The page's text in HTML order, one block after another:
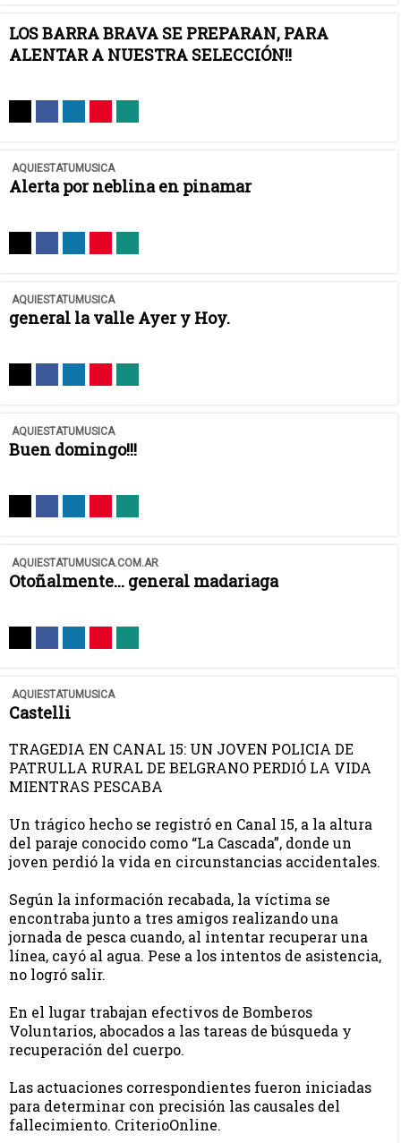
LOS BARRA BRAVA SE PREPARAN, PARA
ALENTAR A NUESTRA SELECCIÓN!!
AQUIESTATUMUSICA
Alerta por neblina en pinamar
AQUIESTATUMUSICA
general la valle Ayer y Hoy.
AQUIESTATUMUSICA
Buen domingo!!!
AQUIESTATUMUSICA.COM.AR
Otoñalmente... general madariaga
AQUIESTATUMUSICA
Castelli
TRAGEDIA EN CANAL 15: UN JOVEN POLICIA DE
PATRULLA RURAL DE BELGRANO PERDIÓ LA VIDA
MIENTRAS PESCABA
Un trágico hecho se registró en Canal 15, a la altura
del paraje conocido como “La Cascada”, donde un
joven perdió la vida en circunstancias accidentales.
Según la información recabada, la víctima se
encontraba junto a tres amigos realizando una
jornada de pesca cuando, al intentar recuperar una
línea, cayó al agua. Pese a los intentos de asistencia,
no logró salir.
En el lugar trabajan efectivos de Bomberos
Voluntarios, abocados a las tareas de búsqueda y
recuperación del cuerpo.
Las actuaciones correspondientes fueron iniciadas
para determinar con precisión las causales del
fallecimiento. CriterioOnline.